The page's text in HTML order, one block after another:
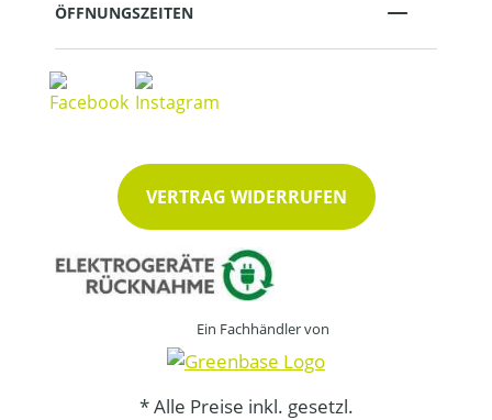
ÖFFNUNGSZEITEN
VERTRAG WIDERRUFEN
Ein Fachhändler von
* Alle Preise inkl. gesetzl.